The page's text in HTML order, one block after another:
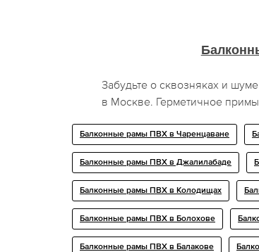
Забудьте о сквозняках и
в Москве. Герметичное
Балконные рамы ПВХ в Чаренцаване
Балконные рамы ПВХ в Джалилабаде
Балконные рамы ПВХ в Колодищах
Балконные рамы ПВХ в Болохове
Балконные рамы ПВХ в Балакове